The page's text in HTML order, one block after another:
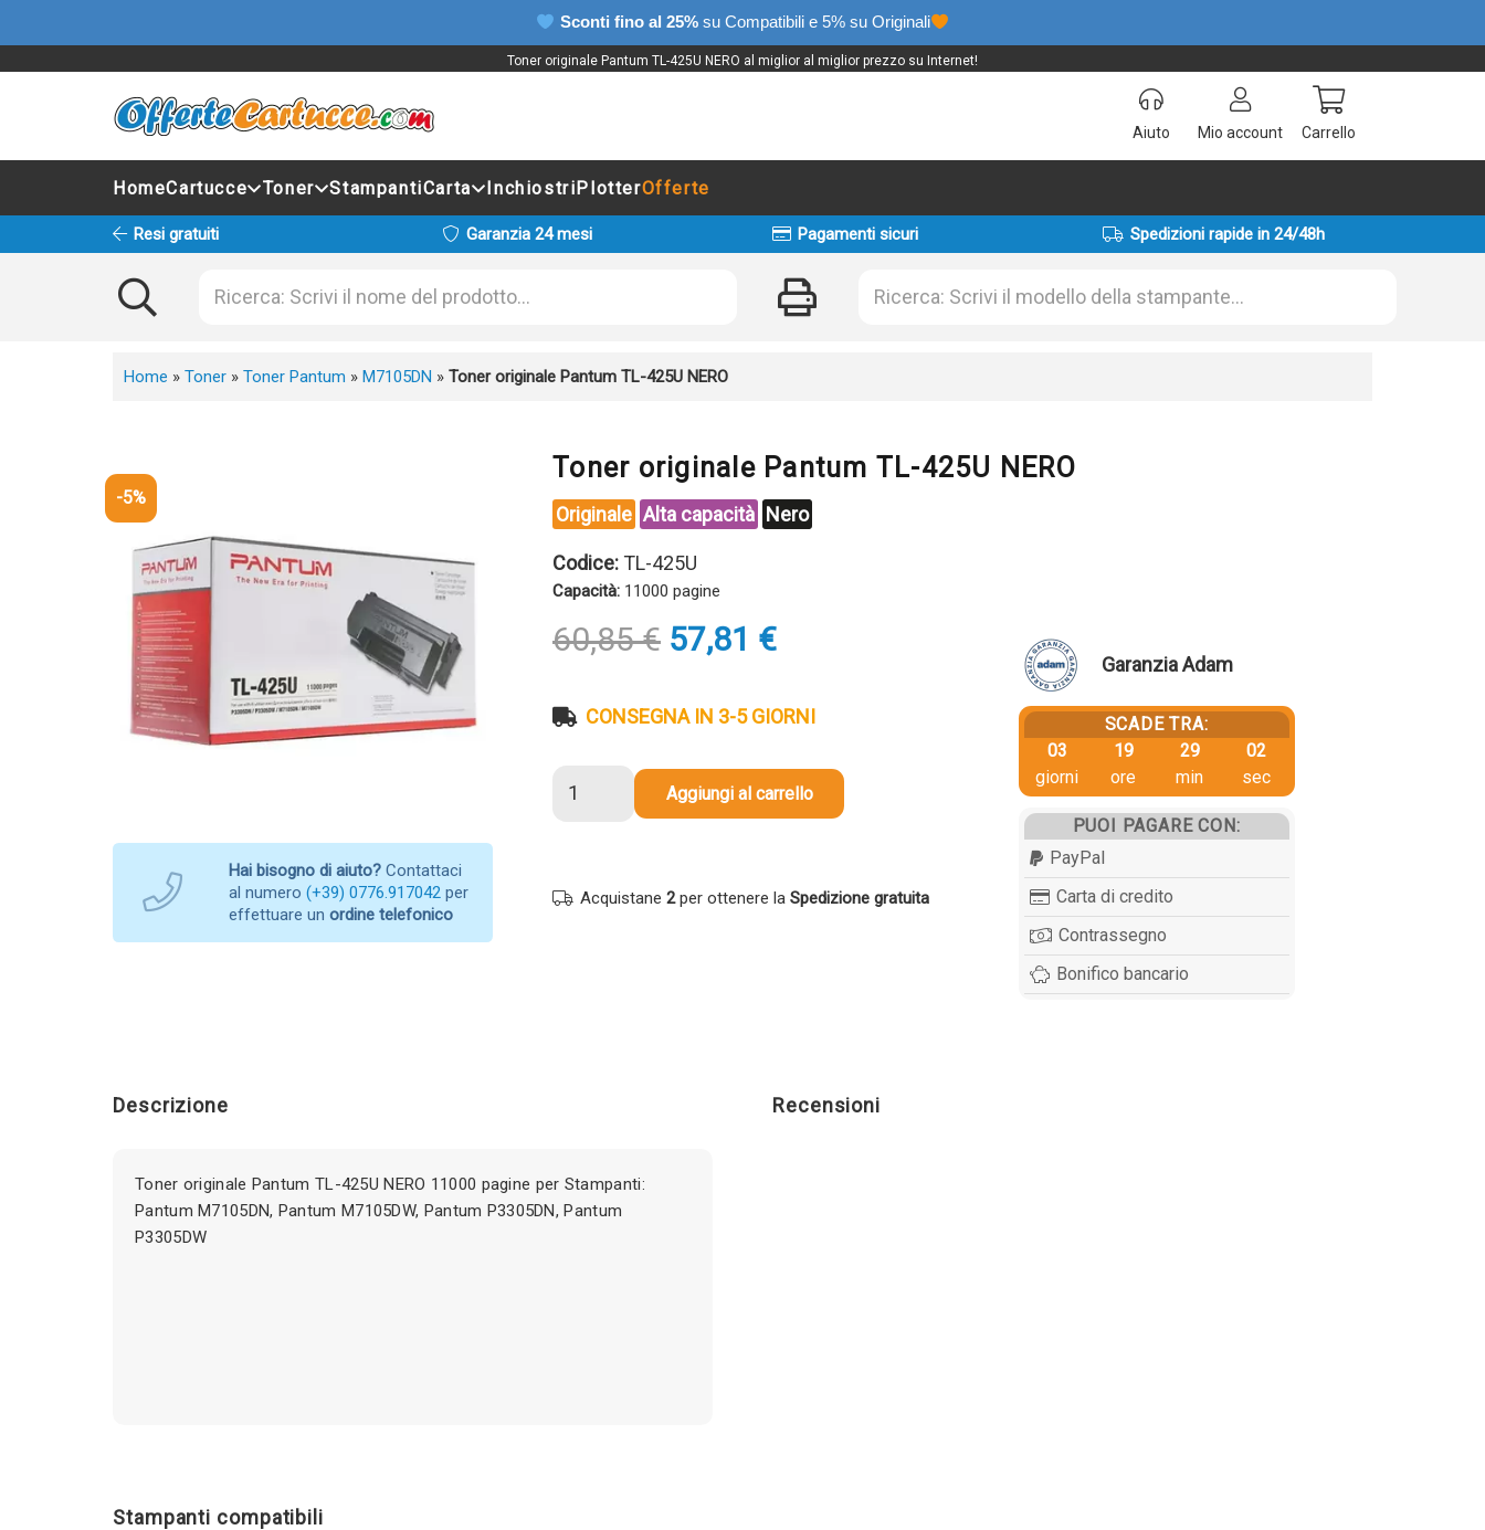
Sconti fino al 25% su Compatibili e 5% su Originali
Toner originale Pantum TL-425U NERO al miglior al miglior prezzo su Internet!
Aiuto Mio account Carrello
HomeCartucce Toner StampantiCarta InchiostriPlotterOfferte
Resi gratuiti Garanzia 24 mesi Pagamenti sicuri Spedizioni rapide in 24/48h
Home » Toner » Toner Pantum » M7105DN » Toner originale Pantum TL-425U NERO
-5%
Hai bisogno di aiuto? Contattaci
al numero (+39) 0776.917042 per
effettuare un ordine telefonico
Toner originale Pantum TL-425U NERO
Originale Alta capacità Nero
Codice: TL-425U
Capacità: 11000 pagine
60,85€ Il
prezzo
era:
57,81 €Il
è:
CONSEGNA IN 3-5 GIORNI
originale
NERO
Aggiungi al carrello
Acquistane 2per ottenere la Spedizione gratuita
Garanzia Adam
SCADE TRA:
03
giorni
19
ore
29
min
02
sec
PUOI PAGARE CON:
PayPal
Carta di credito
Contrassegno
Bonifico bancario
Descrizione
Toner originale Pantum TL-425U NERO 11000 pagine per Stampanti:
Pantum M7105DN, Pantum M7105DW, Pantum P3305DN, Pantum
P3305DW
Recensioni
Stampanti compatibili